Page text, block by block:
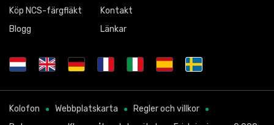
Köp NCS-färgfläkt
Blogg
Kontakt
Länkar
Kolofon Webbplatskarta
Regler och villkor